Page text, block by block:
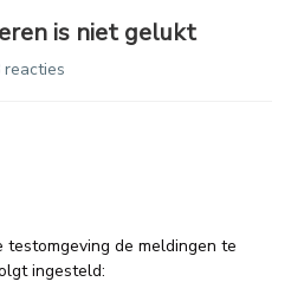
is niet gelukt
reacties
testomgeving de meldingen te
ingesteld: